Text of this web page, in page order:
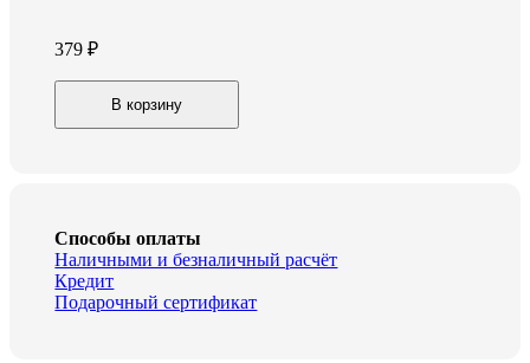
379₽
Мышь
396M
В корзину
Способы оплаты
Наличными и безналичный расчёт
Кредит
Подарочный сертификат